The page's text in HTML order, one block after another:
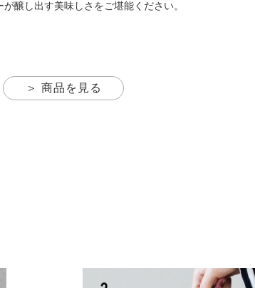
醸し出す美味しさをご堪能ください。
＞ 商品を見る